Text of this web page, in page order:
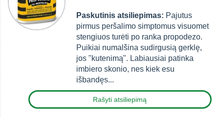
Paskutinis atsiliepimas: Pajutus
pirmus peršalimo simptomus visuomet
stengiuos turėti po ranka propodezo.
Puikiai numalšina sudirgusią gerklę,
jos "kutenimą". Labiausiai patinka
imbiero skonio, nes kiek esu
išbandęs...
Rašyti atsiliepimą